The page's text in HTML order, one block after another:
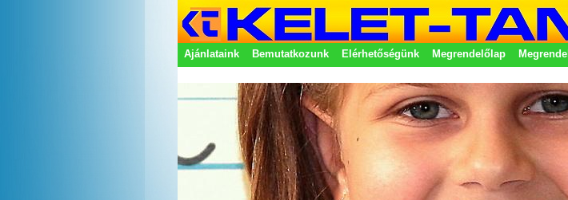
Ajánlataink Bemutatkozunk Elérhetőségünk Megrendelőlap